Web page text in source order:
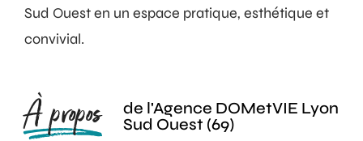
Sud Ouest en un espace pratique, esthétique et
convivial.
À propos
de l'Agence DOMetVIE Lyon
Sud Ouest (69)